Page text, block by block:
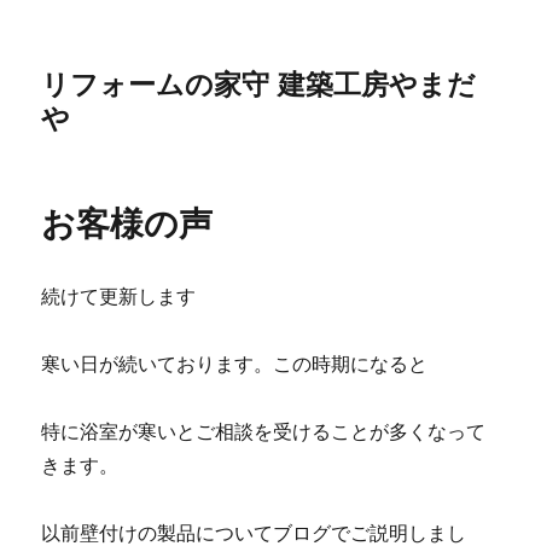
リフォームの家守 建築工房やまだ
や
お客様の声
続けて更新します
寒い日が続いております。この時期になると
特に浴室が寒いとご相談を受けることが多くなって
きます。
以前壁付けの製品についてブログでご説明しまし